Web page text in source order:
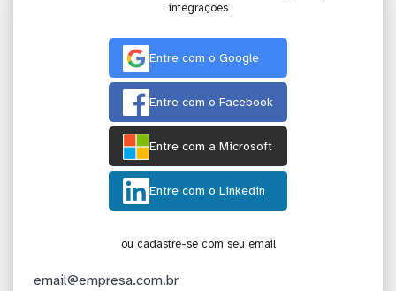
integrações
Entre com o Google
Entre com o Facebook
Entre com a Microsoft
Entre com o Linkedin
ou cadastre-se com seu email